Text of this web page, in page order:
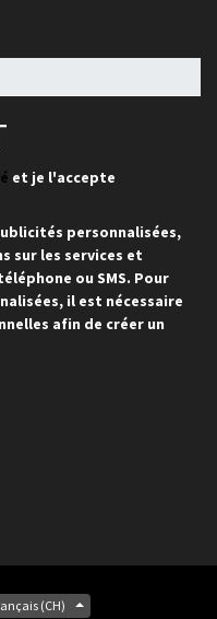
et je l'accepte
personnalisées,
sur les services et
ou SMS. Pour
il est nécessaire
afin de créer un
(CH)